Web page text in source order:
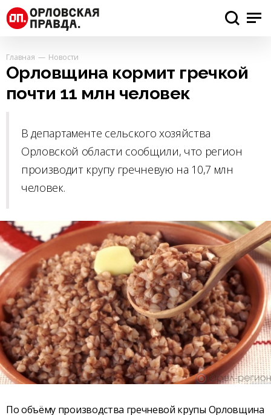
Главная Новости
Орловщина кормит гречкой
почти 11 млн человек
В департаменте сельского хозяйства
Орловской области сообщили, что регион
производит крупу гречневую на 10,7 млн
человек.
По объёму производства гречневой крупы Орловщина